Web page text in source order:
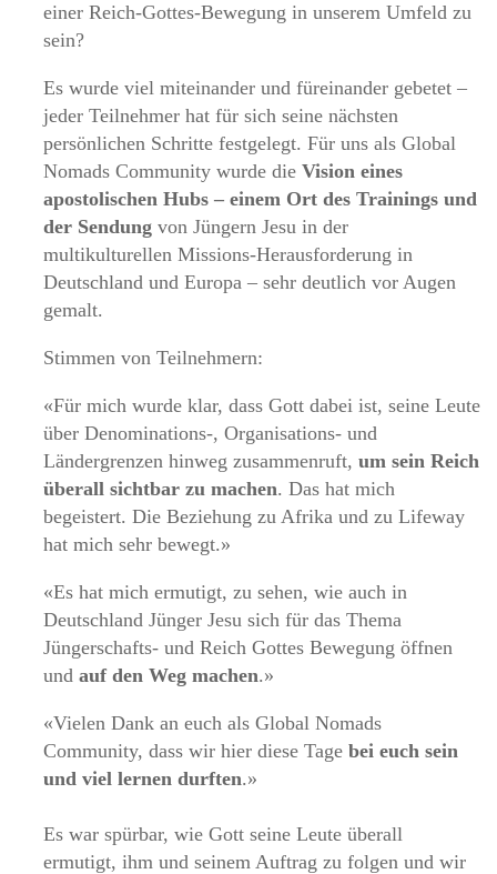
einer Reich-Gottes-Bewegung in unserem Umfeld zu
sein?
Es wurde viel miteinander und füreinander gebetet –
jeder Teilnehmer hat für sich seine nächsten
persönlichen Schritte festgelegt. Für uns als Global
Nomads Community wurde die Vision eines
apostolischen Hubs – einem Ort des Trainings und
der Sendung von Jüngern Jesu in der
multikulturellen Missions-Herausforderung in
Deutschland und Europa – sehr deutlich vor Augen
gemalt.
Stimmen von Teilnehmern:
«Für mich wurde klar, dass Gott dabei ist, seine Leute
über Denominations-, Organisations- und
Ländergrenzen hinweg zusammenruft, um sein Reich
überall sichtbar zu machen. Das hat mich
begeistert. Die Beziehung zu Afrika und zu Lifeway
hat mich sehr bewegt.»
«Es hat mich ermutigt, zu sehen, wie auch in
Deutschland Jünger Jesu sich für das Thema
Jüngerschafts- und Reich Gottes Bewegung öffnen
und auf den Weg machen.»
«Vielen Dank an euch als Global Nomads
Community, dass wir hier diese Tage bei euch sein
und viel lernen durften.»
Es war spürbar, wie Gott seine Leute überall
ermutigt, ihm und seinem Auftrag zu folgen und wir